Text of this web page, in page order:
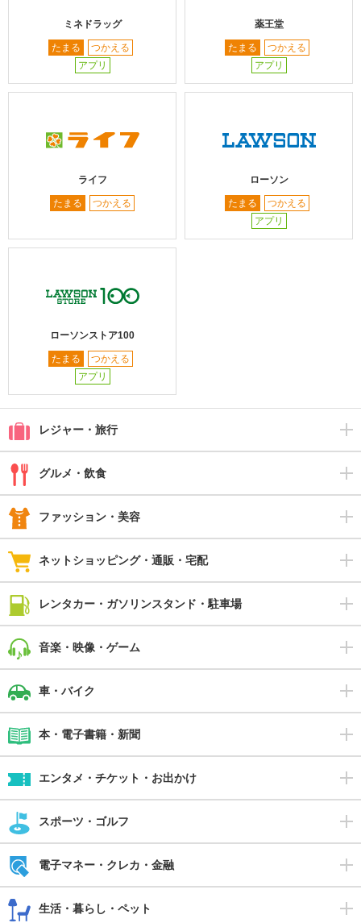
ミネドラッグ
たまる
つかえる
アプリ
薬王堂
たまる
つかえる
アプリ
ライフ
たまる つかえる
ローソン
たまる
つかえる
アプリ
ローソンストア100
たまる
つかえる
アプリ
レジャー・旅行
グルメ・飲食
ファッション・美容
ネットショッピング・通販・宅配
レンタカー・ガソリンスタンド・駐車場
音楽・映像・ゲーム
車・バイク
本・電子書籍・新聞
エンタメ・チケット・お出かけ
スポーツ・ゴルフ
電子マネー・クレカ・金融
生活・暮らし・ペット